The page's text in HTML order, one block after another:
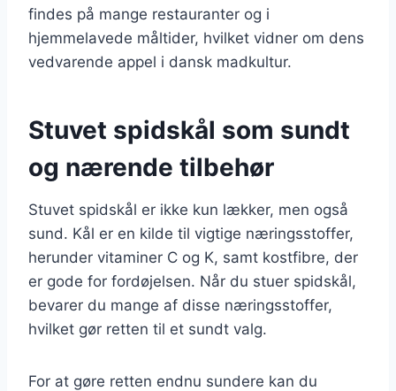
findes på mange restauranter og i
hjemmelavede måltider, hvilket vidner om dens
vedvarende appel i dansk madkultur.
Stuvet spidskål som sundt
og nærende tilbehør
Stuvet spidskål er ikke kun lækker, men også
sund. Kål er en kilde til vigtige næringsstoffer,
herunder vitaminer C og K, samt kostfibre, der
er gode for fordøjelsen. Når du stuer spidskål,
bevarer du mange af disse næringsstoffer,
hvilket gør retten til et sundt valg.
For at gøre retten endnu sundere kan du